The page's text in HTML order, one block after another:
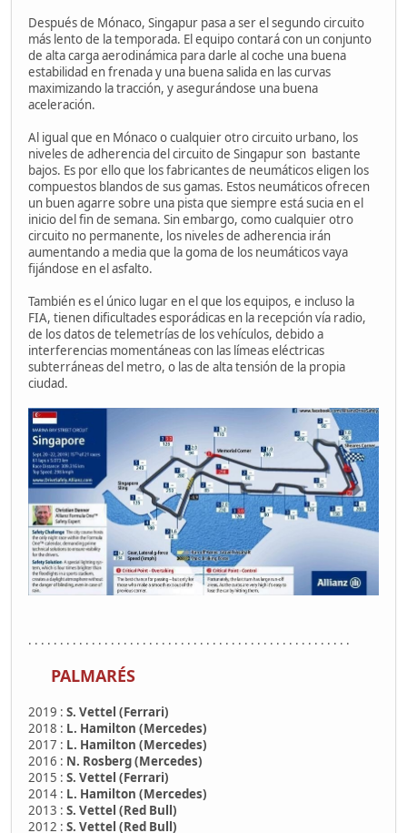
Después de Mónaco, Singapur pasa a ser el segundo circuito
más lento de la temporada. El equipo contará con un conjunto
de alta carga aerodinámica para darle al coche una buena
estabilidad en frenada y una buena salida en las curvas
maximizando la tracción, y asegurándose una buena
aceleración.
Al igual que en Mónaco o cualquier otro circuito urbano, los
niveles de adherencia del circuito de Singapur son bastante
bajos. Es por ello que los fabricantes de neumáticos eligen los
compuestos blandos de sus gamas. Estos neumáticos ofrecen
un buen agarre sobre una pista que siempre está sucia en el
inicio del fin de semana. Sin embargo, como cualquier otro
circuito no permanente, los niveles de adherencia irán
aumentando a media que la goma de los neumáticos vaya
fijándose en el asfalto.
También es el único lugar en el que los equipos, e incluso la
FIA, tienen dificultades esporádicas en la recepción vía radio,
de los datos de telemetrías de los vehículos, debido a
interferencias momentáneas con las límeas eléctricas
subterráneas del metro, o las de alta tensión de la propia
ciudad.
. . . . . . . . . . . . . . . . . . . . . . . . . . . . . . . . . . . . . . . . . . . . . . . . . . .
PALMARÉS
2019 : S. Vettel (Ferrari)
2018 : L. Hamilton (Mercedes)
2017 : L. Hamilton (Mercedes)
2016 : N. Rosberg (Mercedes)
2015 : S. Vettel (Ferrari)
2014 : L. Hamilton (Mercedes)
2013 : S. Vettel (Red Bull)
2012 : S. Vettel (Red Bull)